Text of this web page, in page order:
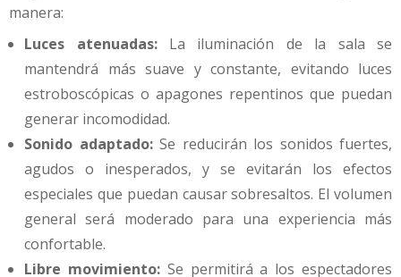
manera:
Luces atenuadas:La iluminación de la sala se
mantendrá más suave y constante, evitando luces
estroboscópicas o apagones repentinos que puedan
generar incomodidad.
Sonido adaptado:Se reducirán los sonidos fuertes,
agudos o inesperados, y se evitarán los efectos
especiales que puedan causar sobresaltos. El volumen
general será moderado para una experiencia más
confortable.
Libre movimiento:Se permitirá a los espectadores